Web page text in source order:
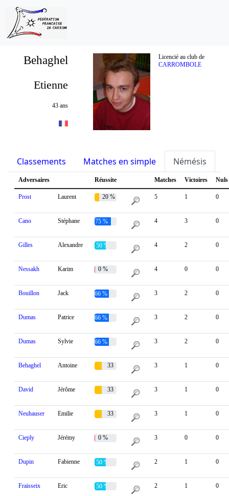
Behaghel
Licencié au club de
CARROMBOLE
Etienne
43 ans
Classements Matches en simple Némésis
Adversaires Réussite Matches Victoires Nuls
Prost Laurent 20 % 5 1 0
Cano Stéphane 75 % 4 3 0
Gilles Alexandre 50 % 4 2 0
Nessakh Karim 0 % 4 0 0
Bouillon Jack 66 % 3 2 0
Dumas Patrice 66 % 3 2 0
Dumas Sylvie 66 % 3 2 0
Behaghel Antoine
33
3 1 0
David Jérôme
33
3 1 0
Neuhauser Emilie
33
3 1 0
Cieply Jérémy 0 % 3 0 0
Dupin Fabienne 50 % 2 1 0
Fraisseix Eric 50 % 2 1 0